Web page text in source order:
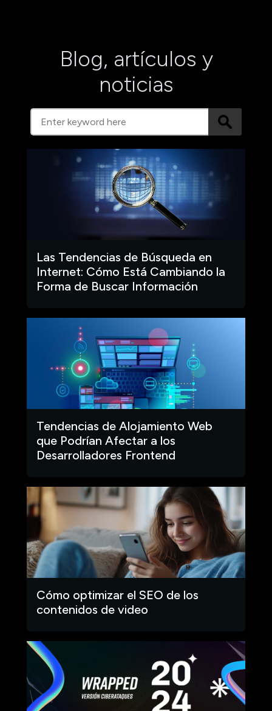
Blog, artículos y
noticias
Las Tendencias de Búsqueda en
Internet: Cómo Está Cambiando la
Forma de Buscar Información
Tendencias de Alojamiento Web
que Podrían Afectar a los
Desarrolladores Frontend
Cómo optimizar el SEO de los
contenidos de video